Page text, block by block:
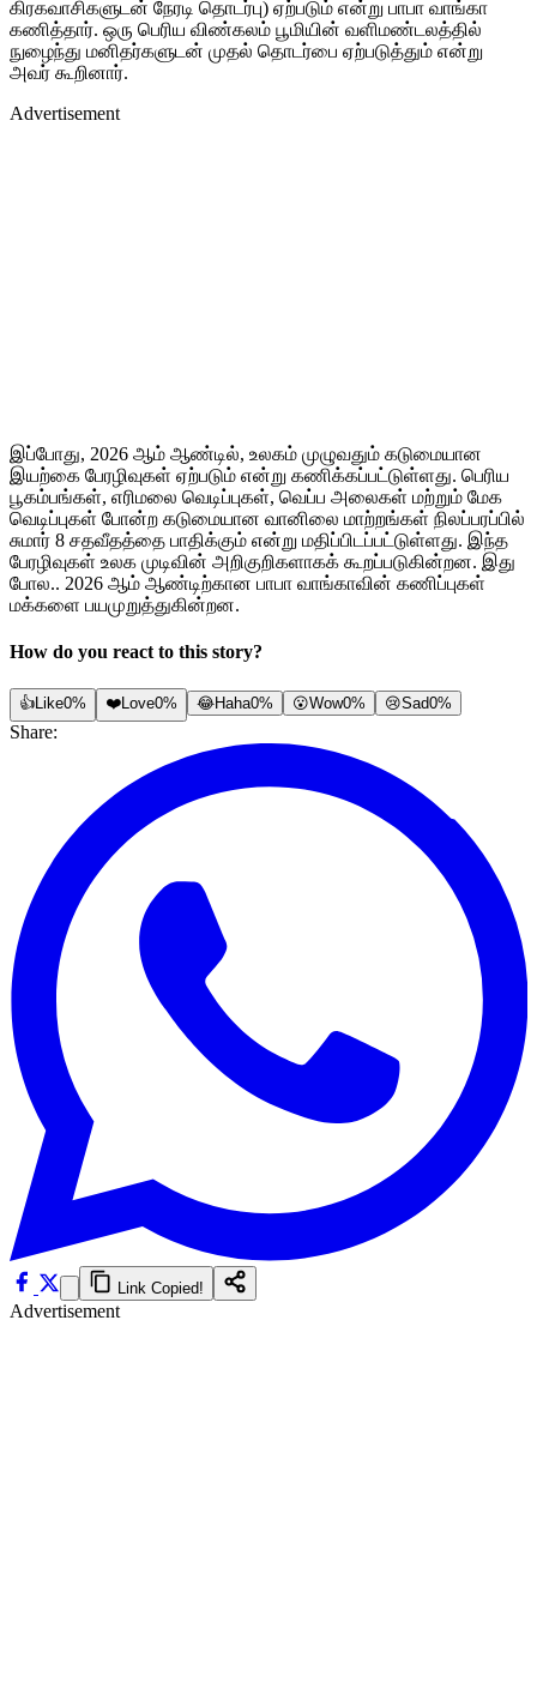
கிரகவாசிகளுடன் நேரடி தொடர்பு) ஏற்படும் என்று பாபா வாங்கா
கணித்தார். ஒரு பெரிய விண்கலம் பூமியின் வளிமண்டலத்தில்
நுழைந்து மனிதர்களுடன் முதல் தொடர்பை ஏற்படுத்தும் என்று
அவர் கூறினார்.
Advertisement
இப்போது, 2026 ஆம் ஆண்டில், உலகம் முழுவதும் கடுமையான
இயற்கை பேரழிவுகள் ஏற்படும் என்று கணிக்கப்பட்டுள்ளது. பெரிய
பூகம்பங்கள், எரிமலை வெடிப்புகள், வெப்ப அலைகள் மற்றும் மேக
வெடிப்புகள் போன்ற கடுமையான வானிலை மாற்றங்கள் நிலப்பரப்பில்
சுமார் 8 சதவீதத்தை பாதிக்கும் என்று மதிப்பிடப்பட்டுள்ளது. இந்த
பேரழிவுகள் உலக முடிவின் அறிகுறிகளாகக் கூறப்படுகின்றன. இது
போல.. 2026 ஆம் ஆண்டிற்கான பாபா வாங்காவின் கணிப்புகள்
மக்களை பயமுறுத்துகின்றன.
How do you react to this story?
👍Like0% ❤️Love0% 😂Haha0% 😮Wow0% 😢Sad0%
Share:
Link Copied!
Advertisement